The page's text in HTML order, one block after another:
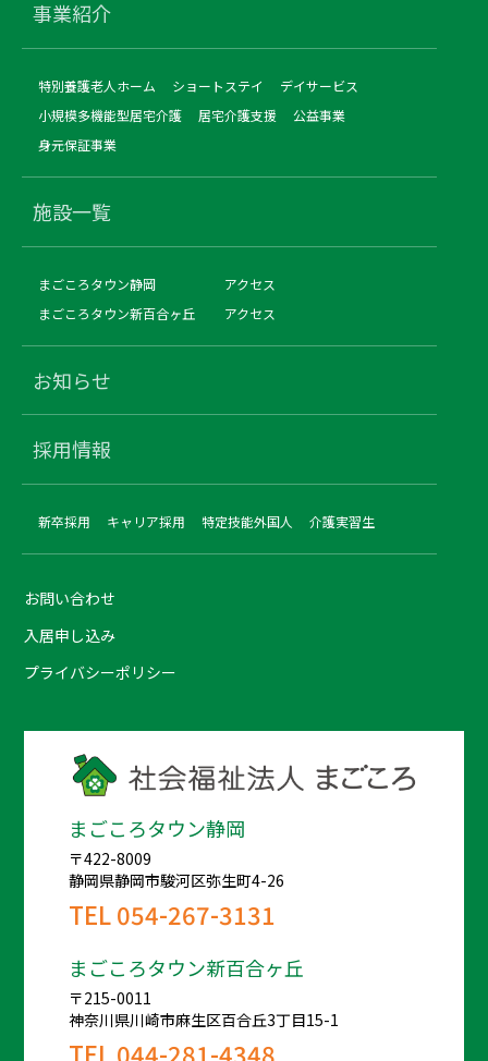
事業紹介
特別養護老人ホーム ショートステイ
デイサービス
小規模多機能型居宅介護
居宅介護支援
公益事業
身元保証事業
施設一覧
まごころタウン静岡
アクセス
まごころタウン新百合ヶ丘
アクセス
お知らせ
採用情報
新卒採用 キャリア採用 特定技能外国人 介護実習生
お問い合わせ
入居申し込み
プライバシーポリシー
まごころタウン静岡
〒422-8009
静岡県静岡市駿河区弥生町4-26
TEL054-267-3131
まごころタウン新百合ヶ丘
〒215-0011
神奈川県川崎市麻生区百合丘3丁目15-1
TEL 044-281-4348